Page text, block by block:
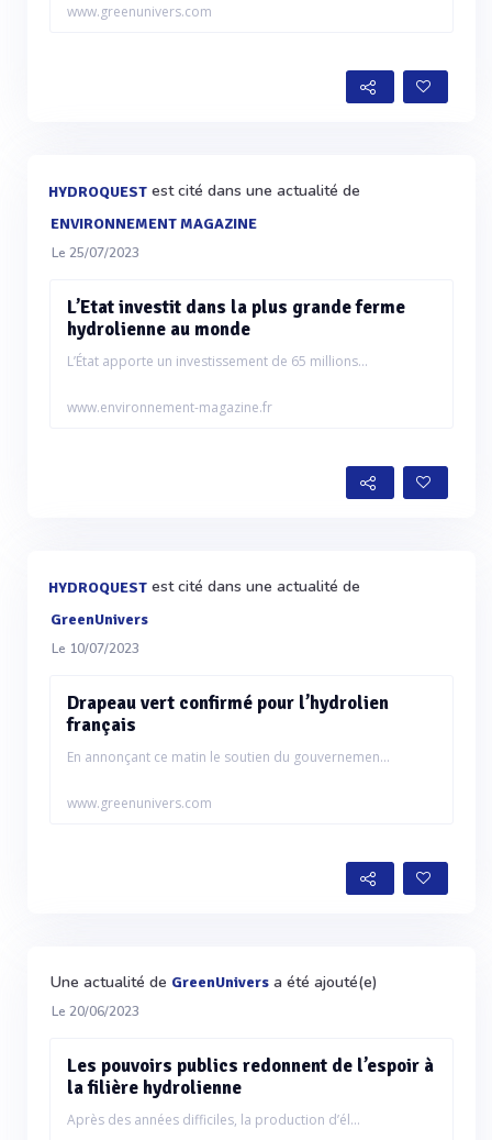
www.greenunivers.com
HYDROQUEST est cité dans une actualité de
ENVIRONNEMENT MAGAZINE
Le 25/07/2023
L’Etat investit dans la plus grande ferme
hydrolienne au monde
L’État apporte un investissement de 65 millions...
www.environnement-magazine.fr
HYDROQUEST est cité dans une actualité de
GreenUnivers
Le 10/07/2023
Drapeau vert confirmé pour l’hydrolien
français
En annonçant ce matin le soutien du gouvernemen...
www.greenunivers.com
Une actualité de GreenUnivers a été ajouté(e)
Le 20/06/2023
Les pouvoirs publics redonnent de l’espoir à
la filière hydrolienne
Après des années difficiles, la production d’él...